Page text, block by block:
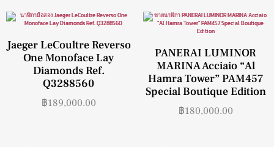
Jaeger LeCoultre Reverso
One Monoface Lay
Diamonds Ref.
Q3288560
฿189,000.00
PANERAI LUMINOR
MARINA Acciaio “Al
Hamra Tower” PAM457
Special Boutique Edition
฿180,000.00